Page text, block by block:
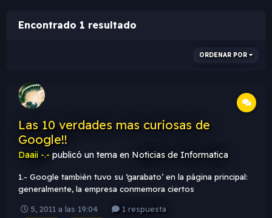
Encontrado 1 resultado
ORDENAR POR
Las 10 verdades mas curiosas de
Google!!
Daaii -.- publicó un tema en Noticias de Informatica
1.- Google también tuvo su ‘garabato’ en la página principal:
generalmente, la empresa conmemora ciertos
1998, mientras Brin y Page se divertían, olvidaron que habían
5, 2011 a las 19:04 1 respuesta